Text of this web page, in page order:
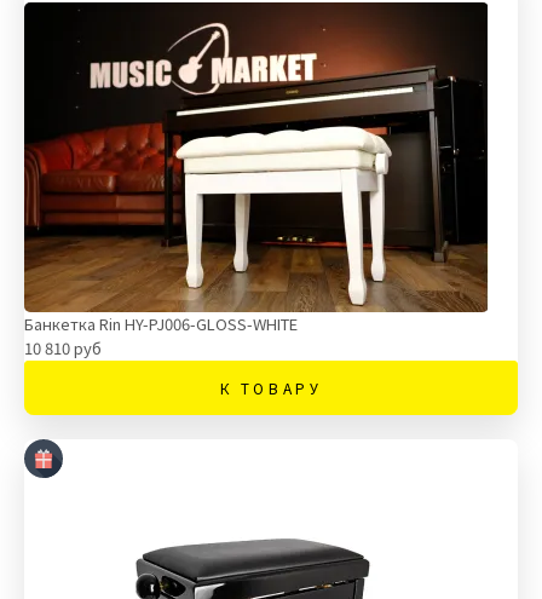
Банкетка Rin HY-PJ006-GLOSS-WHITE
10 810 руб
К ТОВАРУ